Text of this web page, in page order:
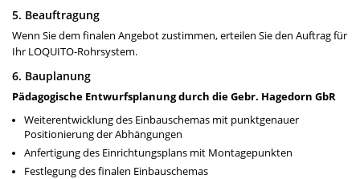
5. Beauftragung
Wenn Sie dem finalen Angebot zustimmen, erteilen Sie den Auftrag für
Ihr LOQUITO-Rohrsystem.
6. Bauplanung
Pädagogische Entwurfsplanung durch die Gebr. Hagedorn GbR
Weiterentwicklung des Einbauschemas mit punkt­genauer
Positionierung der Abhängungen
Anfertigung des Einrichtungsplans mit Montagepunkten
Festlegung des finalen Einbauschemas